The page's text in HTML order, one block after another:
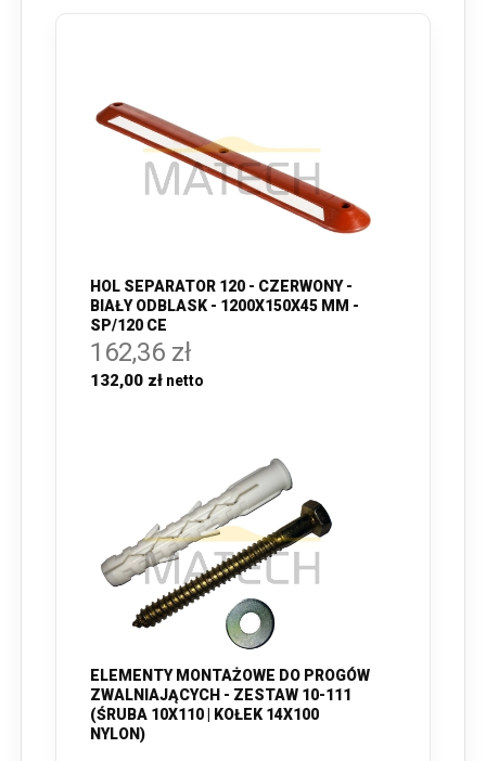
HOL SEPARATOR 120 - CZERWONY -
BIAŁY ODBLASK - 1200X150X45 MM -
SP/120 CE
162,36 zł
132,00 zł
ELEMENTY MONTAŻOWE DO PROGÓW
ZWALNIAJĄCYCH - ZESTAW 10-111
(ŚRUBA 10X110 | KOŁEK 14X100
NYLON)